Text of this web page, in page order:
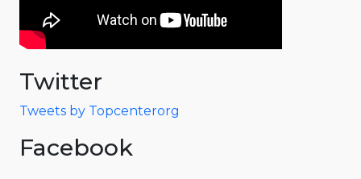
Twitter
Tweets by Topcenterorg
Facebook